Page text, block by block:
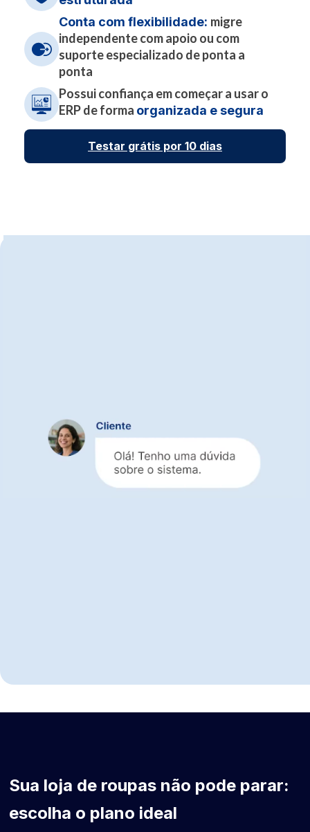
Conta com flexibilidade: migre
independente com apoio ou com
suporte especializado de ponta a
ponta
Possui confiança em começar a usar o
ERP de forma organizada e segura
Testar grátis por 10 dias
e-commerce
Consultores reais e especializados no dia
a dia das lojas de roupas
Suporte 100% gratuitoem todos os planos,
inclusive no teste grátis
Sua loja de roupas não pode parar:
escolha o plano ideal